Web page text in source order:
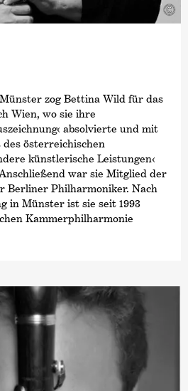
©
zog Bettina Wild für das
Wien, wo sie ihre
absolvierte und mit
österreichischen
künstlerische Leistungen‹
war sie Mitglied der
Berliner Philharmoniker. Nach
in Münster ist sie seit 1993
Kammer­philharmonie
am Orchesterzentrum
Lübeck tätig.